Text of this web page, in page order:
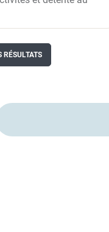
RÉSULTATS